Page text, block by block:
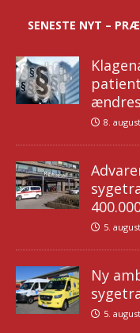
SENESTE NYT –
8.
5.
Ny
5.